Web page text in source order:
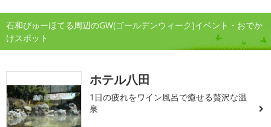
石和びゅーほてる周辺のGW(ゴールデンウィーク)イベント・おでか
けスポット
ホテル八田
1日の疲れをワイン風呂で癒せる贅沢な温
泉